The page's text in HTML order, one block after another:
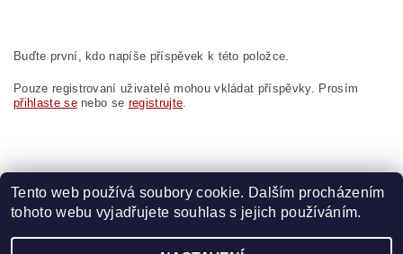
Buďte první, kdo napíše příspěvek k této položce.
Pouze registrovaní uživatelé mohou vkládat příspěvky. Prosím
přihlaste senebo se registrujte.
Zboží.cz | Heureka.cz | Vyšívací.cz | Crystalstyle.cz
Tento web používá soubory cookie. Dalším procházením
tohoto webu vyjadřujete souhlas s jejich používáním.